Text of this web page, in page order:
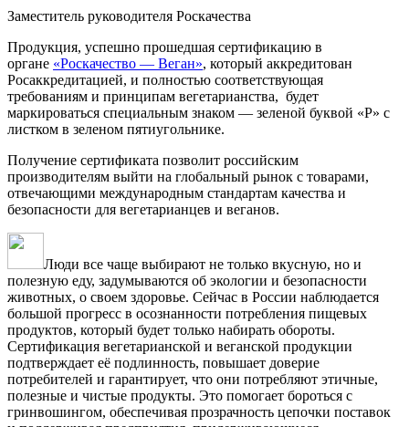
Заместитель руководителя Роскачества
Продукция, успешно прошедшая сертификацию в
органе «Роскачество — Веган», который аккредитован
Росаккредитацией, и полностью соответствующая
требованиям и принципам вегетарианства, будет
маркироваться специальным знаком — зеленой буквой «Р» с
листком в зеленом пятиугольнике.
Получение сертификата позволит российским
производителям выйти на глобальный рынок с товарами,
отвечающими международным стандартам качества и
безопасности для вегетарианцев и веганов.
Люди все чаще выбирают не только вкусную, но и
полезную еду, задумываются об экологии и безопасности
животных, о своем здоровье. Сейчас в России наблюдается
большой прогресс в осознанности потребления пищевых
продуктов, который будет только набирать обороты.
Сертификация вегетарианской и веганской продукции
подтверждает её подлинность, повышает доверие
потребителей и гарантирует, что они потребляют этичные,
полезные и чистые продукты. Это помогает бороться с
гринвошингом, обеспечивая прозрачность цепочки поставок